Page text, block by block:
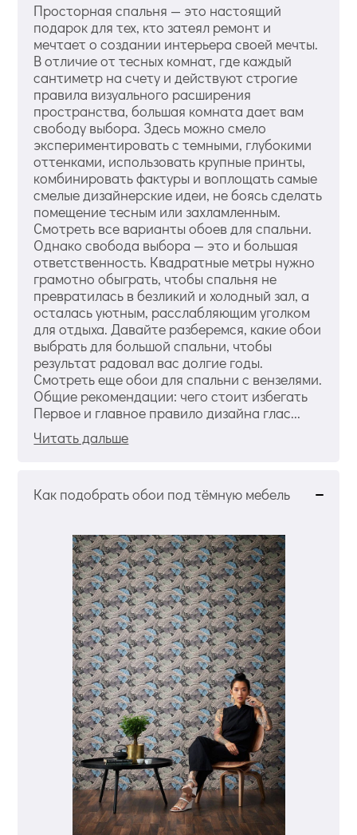
Просторная спальня — это настоящий
подарок для тех, кто затеял ремонт и
мечтает о создании интерьера своей мечты.
В отличие от тесных комнат, где каждый
сантиметр на счету и действуют строгие
правила визуального расширения
пространства, большая комната дает вам
свободу выбора. Здесь можно смело
экспериментировать с темными, глубокими
оттенками, использовать крупные принты,
комбинировать фактуры и воплощать самые
смелые дизайнерские идеи, не боясь сделать
помещение тесным или захламленным.
Смотреть все варианты обоев для спальни.
Однако свобода выбора — это и большая
ответственность. Квадратные метры нужно
грамотно обыграть, чтобы спальня не
превратилась в безликий и холодный зал, а
осталась уютным, расслабляющим уголком
для отдыха. Давайте разберемся, какие обои
выбрать для большой спальни, чтобы
результат радовал вас долгие годы.
Смотреть еще обои для спальни с вензелями.
Общие рекомендации: чего стоит избегать
Первое и главное правило дизайна глас...
Читать дальше
Как подобрать обои под тёмную мебель